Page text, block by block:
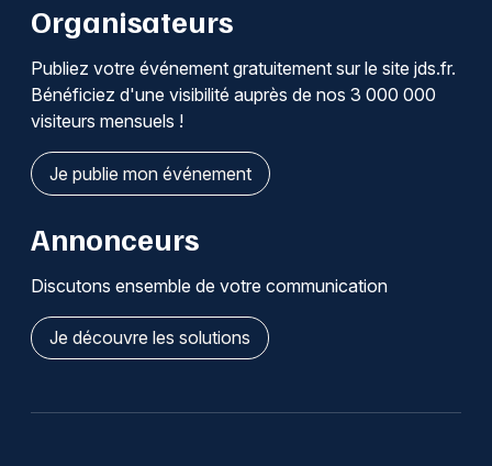
Organisateurs
Publiez votre événement gratuitement sur le site jds.fr.
Bénéficiez d'une visibilité auprès de nos 3 000 000
visiteurs mensuels !
Je publie mon événement
Annonceurs
Discutons ensemble de votre communication
Je découvre les solutions